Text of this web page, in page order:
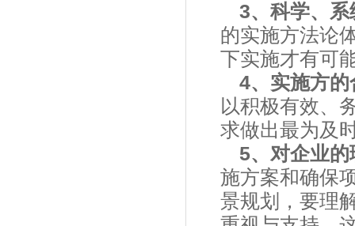
3、科学、
的实施方法论
下实施才有可
4、实施方
以积极有效、
求做出最为及
5、对企业的
施方案和确保
景规划，要理